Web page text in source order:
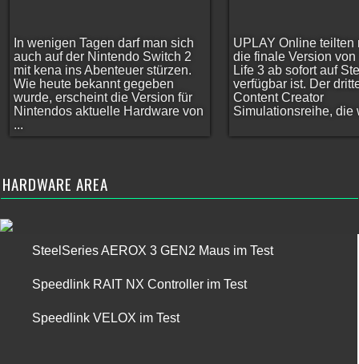
In wenigen Tagen darf man sich
auch auf der Nintendo Switch 2
mit kena ins Abenteuer stürzen.
Wie heute bekannt gegeben
wurde, erscheint die Version für
Nintendos aktuelle Hardware von
...
UPLAY Online teilten
die finale Version von
Life 3 ab sofort auf
verfügbar ist. Der
Content Creator
Simulationsreihe, die
HARDWARE AREA
SteelSeries AEROX 3 GEN2 Maus im Test
Speedlink RAIT NX Controller im Test
Speedlink VELOX im Test